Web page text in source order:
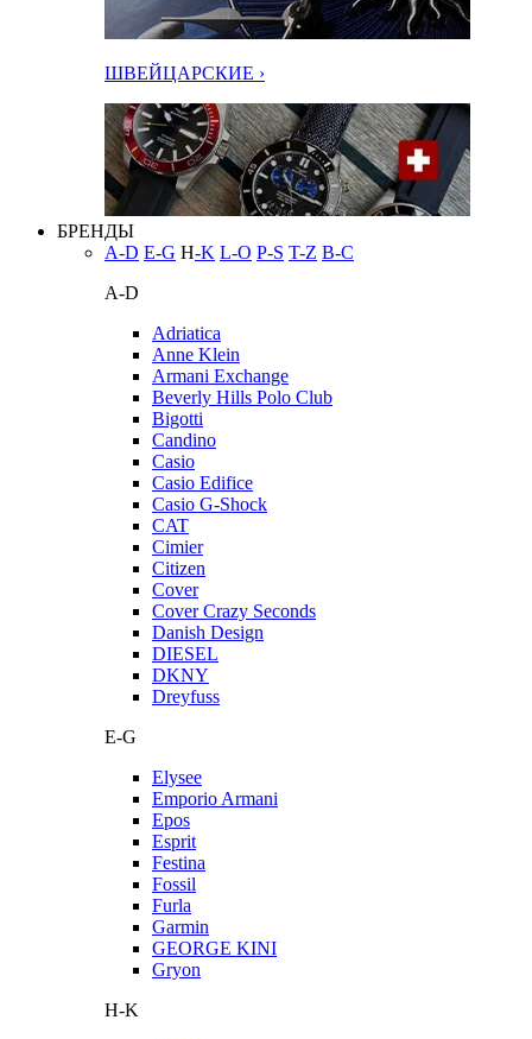
ШВЕЙЦАРСКИЕ ›
БРЕНДЫ
A-D E-G H-K L-O P-S T-Z В-С
A-D
Adriatica
Anne Klein
Armani Exchange
Beverly Hills Polo Club
Bigotti
Candino
Casio
Casio Edifice
Casio G-Shock
CAT
Cimier
Citizen
Cover
Cover Crazy Seconds
Danish Design
DIESEL
DKNY
Dreyfuss
E-G
Elysee
Emporio Armani
Epos
Esprit
Festina
Fossil
Furla
Garmin
GEORGE KINI
Gryon
H-K